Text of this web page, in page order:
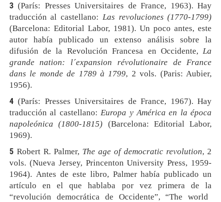
3 (París: Presses Universitaires de France, 1963). Hay
traducción al castellano: Las revoluciones (1770-1799)
(Barcelona: Editorial Labor, 1981). Un poco antes, este
autor
había publicado un extenso análisis sobre
la
difusión de la Revolución Francesa en Occidente, La
grande nation: l´expansion révolutionaire de France
dans le monde de 1789 à 1799, 2 vols. (Paris: Aubier,
1956).
4 (París: Presses Universitaires de France, 1967). Hay
traducción al castellano: Europa y América en la época
napoleónica (1800-1815) (Barcelona: Editorial Labor,
1969).
5 Robert R. Palmer, The age of democratic revolution, 2
vols. (Nueva Jersey, Princenton University Press, 1959-
1964). Antes de este libro, Palmer había publicado un
artículo
en el que hablaba por vez primera de
la
“revolución democrática de Occidente”,“The
world